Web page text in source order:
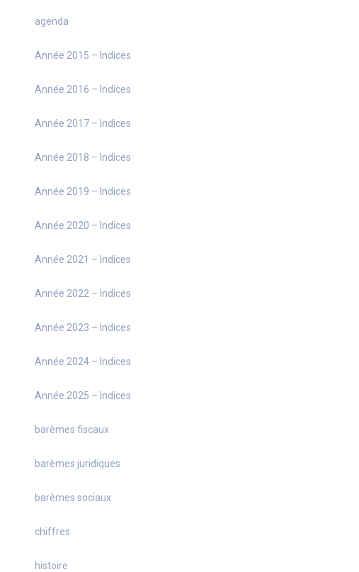
agenda
Année 2015 – Indices
Année 2016 – Indices
Année 2017 – Indices
Année 2018 – Indices
Année 2019 – Indices
Année 2020 – Indices
Année 2021 – Indices
Année 2022 – Indices
Année 2023 – Indices
Année 2024 – Indices
Année 2025 – Indices
barèmes fiscaux
barèmes juridiques
barèmes sociaux
chiffres
histoire